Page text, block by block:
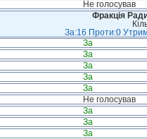
Не голосував
Фракція
За:16 Проти:0
За
За
За
За
За
Не голосував
За
За
За